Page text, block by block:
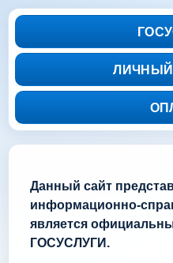
ЛИЧНЫЙ
Данный сайт
информационно-
является
ГОСУСЛУГИ.